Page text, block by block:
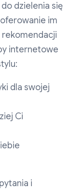
dzielenia się
im
internetowe
dla swojej
Ci
i